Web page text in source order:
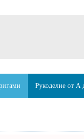
Рукоделие от А